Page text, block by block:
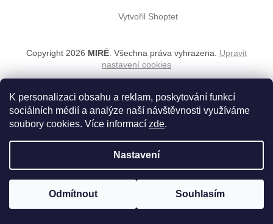
K personalizaci obsahu a reklam, poskytování funkcí
sociálních médií a analýze naší návštěvnosti využíváme
soubory cookies. Více informací zde.
Nastavení
Odmítnout Souhlasím
Vytvořil Shoptet
Copyright 2026 MIRĒ . Všechna práva vyhrazena. Upravit
nastavení cookies